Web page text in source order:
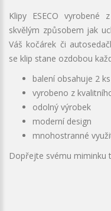
Klipy ESECO
skvělým způsobem jak
Váš kočárek či
se klip stane ozdobou
balení obsahuje 2 ks
vyrobeno z
odolný výrobek
moderní design
mnohostranné
Dopřejte svému miminku